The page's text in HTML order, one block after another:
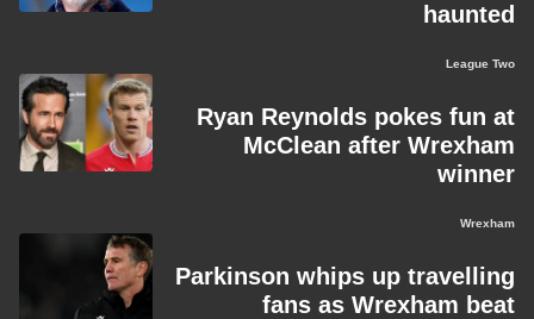
haunted
League Two
Ryan Reynolds pokes fun at
McClean after Wrexham
winner
Wrexham
Parkinson whips up travelling
fans as Wrexham beat